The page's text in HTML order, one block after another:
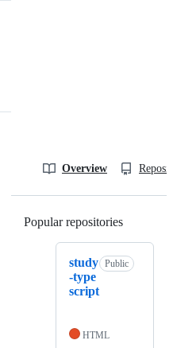
Overview
Popular repositories
study
-type
script
Public
HTML